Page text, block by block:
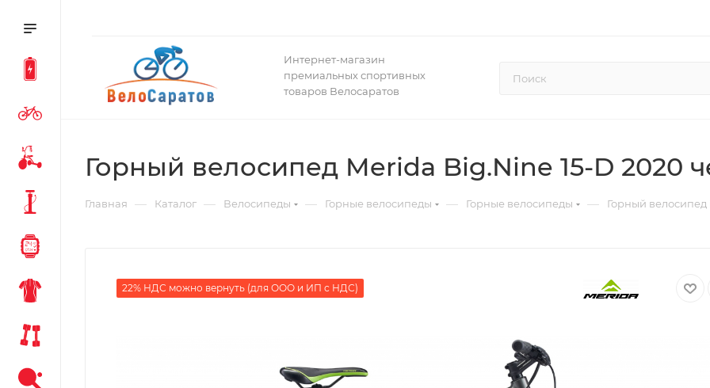
Интернет-магазин
премиальных спортивных
товаров Велосаратов
Горный велосипед Merida Big.Nine 15-D 2020
Главная — Каталог — Велосипеды — Горные велосипеды — Горные велосипеды — Горный
22% НДС можно вернуть (для ООО и ИП с НДС)